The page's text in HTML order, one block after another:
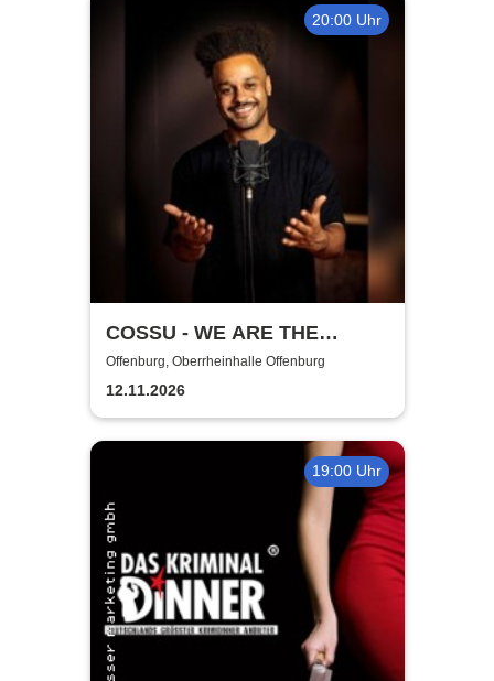
20:00 Uhr
COSSU - WE ARE THE
GERMANS - Stand-Up
Comedy
Offenburg, Oberrheinhalle Offenburg
12.11.2026
19:00 Uhr